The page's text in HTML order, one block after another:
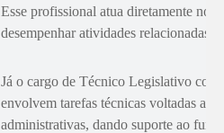
Esse profissional atua diretamente no
desempenhar atividades relacionadas
Já o cargo de Técnico Legislativo
envolvem tarefas técnicas voltadas ao
administrativas, dando suporte ao